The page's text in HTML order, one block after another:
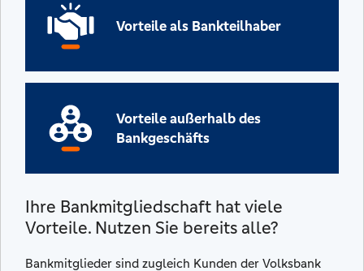
Vorteile als Bankteilhaber
Vorteile außerhalb des
Bankgeschäfts
Ihre Bankmitgliedschaft hat viele
Vorteile. Nutzen Sie bereits alle?
Bankmitglieder sind zugleich Kunden der Volksbank